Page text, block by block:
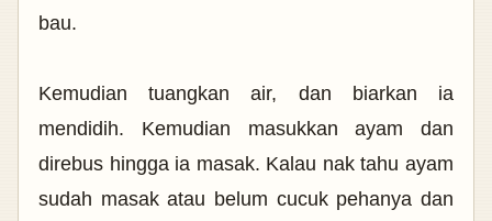
bau.
Kemudian tuangkan air, dan biarkan ia
mendidih. Kemudian masukkan ayam dan
direbus hingga ia masak. Kalau nak tahu ayam
sudah masak atau belum cucuk pehanya dan